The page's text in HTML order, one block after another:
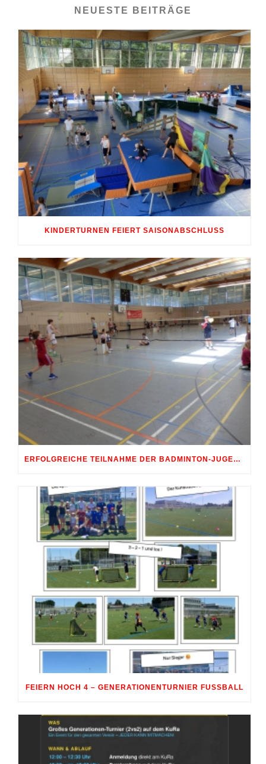
NEUESTE BEITRÄGE
KINDERTURNEN FEIERT SAISONABSCHLUSS
ERFOLGREICHE TEILNAHME DER BADMINTON-JUGEND AM 10. SHUTTLE-CUP 2026 IN ERDWEG
FEIERN HOCH 4 – GENERATIONENTURNIER FUSSBALL